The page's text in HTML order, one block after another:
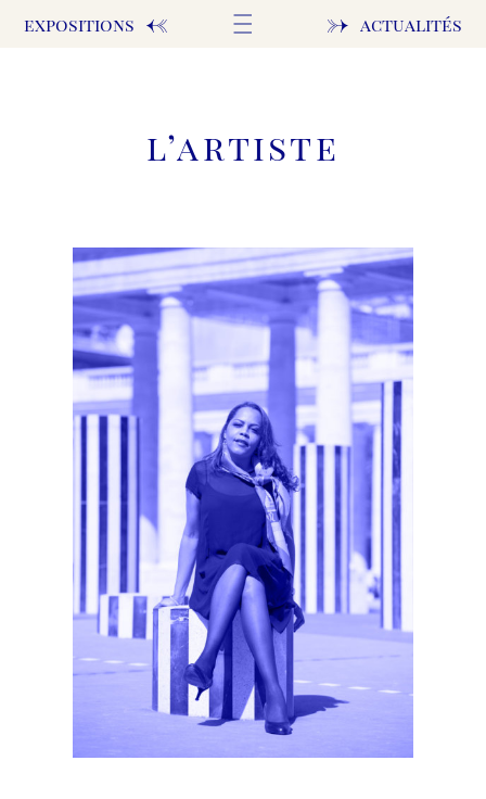
l’artiste
ACCUEIL
FIGURES
ABSTRAIT
EXPOSITIONS
ACTUALITÉS
→ actualités
expositions ←